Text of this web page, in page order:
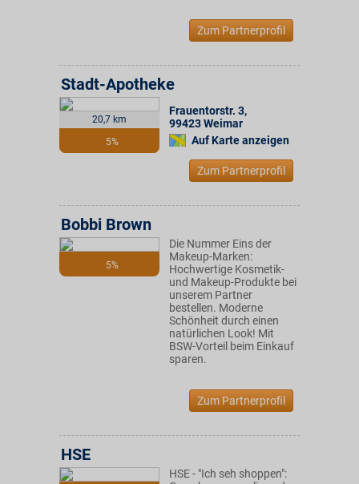
Zum Partnerprofil
20,7 km
5%
Stadt-Apotheke
Frauentorstr. 3,
99423Weimar
Auf Karte anzeigen
Zum Partnerprofil
5%
Bobbi Brown
Die Nummer Eins der
Makeup-Marken:
Hochwertige Kosmetik-
und Makeup-Produkte bei
unserem Partner
bestellen. Moderne
Schönheit durch einen
natürlichen Look! Mit
BSW-Vorteil beim Einkauf
sparen.
Zum Partnerprofil
HSE
HSE - "Ich seh shoppen":